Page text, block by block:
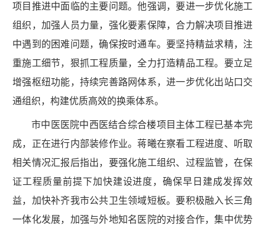
项目推进中面临的主要问题。他强调，要进一步优化施工
组织，加强人员力量，强化要素保障，合力解决项目推进
中遇到的困难问题，确保按时通车。要坚持精益求精，注
重施工细节，狠抓工程质量，全力打造精品工程。要立足
增强枢纽功能，持续完善路网体系，进一步优化出站口交
通组织，构建优质高效的换乘体系。
市中医医院中西医结合综合楼项目主体工程已基本完
成，正在进行内部装修作业。蒋曦在察看工程进度、听取
相关情况汇报后指出，要强化施工组织、过程监管，在保
证工程质量前提下加快建设进度，确保早日建成发挥效
益，加快补齐我市公共卫生领域短板。要积极融入长三角
一体化发展，加强与外地知名医院的对接合作，集中优势